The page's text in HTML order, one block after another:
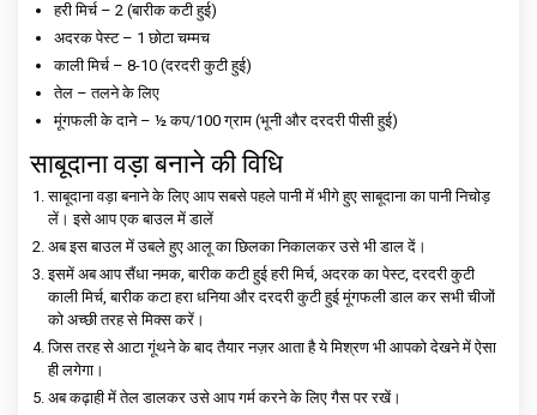
हरी मिर्च – 2 (बारीक कटी हुई)
अदरक पेस्ट – 1 छोटा चम्मच
काली मिर्च – 8-10 (दरदरी कुटी हुई)
तेल – तलने के लिए
मूंगफली के दाने – ½ कप/100 ग्राम (भूनी और दरदरी पीसी हुई)
साबूदाना वड़ा बनाने की विधि
साबूदाना वड़ा बनाने के लिए आप सबसे पहले पानी में भीगे हुए साबूदाना का पानी निचोड़
लें। इसे आप एक बाउल में डालें
अब इस बाउल में उबले हुए आलू का छिलका निकालकर उसे भी डाल दें।
इसमें अब आप सैंधा नमक, बारीक कटी हुई हरी मिर्च, अदरक का पेस्ट, दरदरी कुटी
काली मिर्च, बारीक कटा हरा धनिया और दरदरी कुटी हुई मूंगफली डाल कर सभी चीजों
को अच्छी तरह से मिक्स करें।
जिस तरह से आटा गूंथने के बाद तैयार नज़र आता है ये मिश्रण भी आपको देखने में ऐसा
ही लगेगा।
अब कढ़ाही में तेल डालकर उसे आप गर्म करने के लिए गैस पर रखें।